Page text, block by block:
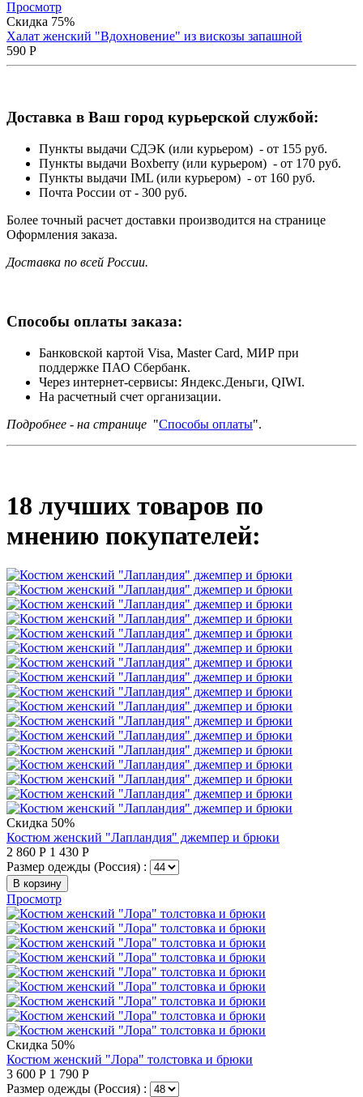
Просмотр
Скидка 75%
Халат женский "Вдохновение" из вискозы запашной
590 Р
Доставка в Ваш город курьерской службой:
Пункты выдачи СДЭК (или курьером) - от 155 руб.
Пункты выдачи Boxberry (или курьером) - от 170 руб.
Пункты выдачи IML (или курьером) - от 160 руб.
Почта России от - 300 руб.
Более точный расчет доставки производится на странице
Оформления заказа.
Доставка по всей России.
Способы оплаты заказа:
Банковской картой Visa, Master Card, МИР при
поддержке ПАО Сбербанк.
Через интернет-сервисы: Яндекс.Деньги, QIWI.
На расчетный счет организации.
Подробнее - на странице "Способы оплаты".
18 лучших товаров по
мнению покупателей:
Скидка 50%
Костюм женский "Лапландия" джемпер и брюки
2 860 Р 1 430 Р
Размер одежды (Россия) :
В корзину
Просмотр
Скидка 50%
Костюм женский "Лора" толстовка и брюки
3 600 Р 1 790 Р
Размер одежды (Россия) :